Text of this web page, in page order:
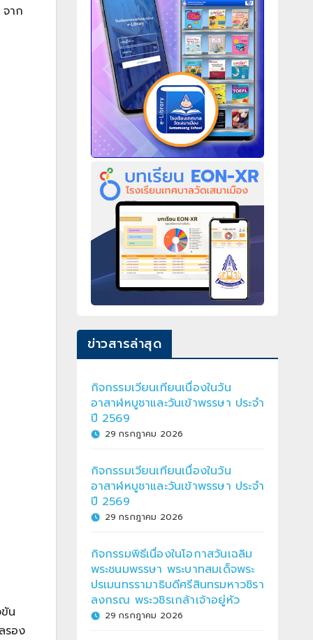
าก
น
รอง
ข่าวสารล่าสุด
กิจกรรมเวียนเทียนเนื่องในวัน
อาสาฬหบูชาและวันเข้าพรรษา ประจำ
ปี 2569
29 กรกฎาคม 2026
กิจกรรมเวียนเทียนเนื่องในวัน
อาสาฬหบูชาและวันเข้าพรรษา ประจำ
ปี 2569
29 กรกฎาคม 2026
กิจกรรมพิธีเนื่องในโอกาสวันเฉลิม
พระชนมพรรษา พระบาทสมเด็จพระ
ปรเมนทรรามาธิบดีศรีสินทรมหาวชิรา
ลงกรณ พระวชิรเกล้าเจ้าอยู่หัว
29 กรกฎาคม 2026